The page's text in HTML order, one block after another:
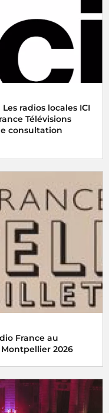
Les radios locales ICI
Télévisions
consultation
France au
2026